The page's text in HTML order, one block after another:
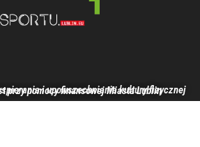
kultury fizycznej realizowane jest przy pomocy finansowej Miasta Lublin